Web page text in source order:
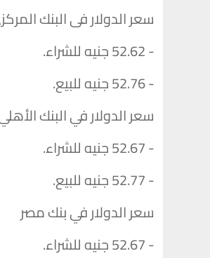
سعر الدولار فى البنك
- 52.62 جنيه للشراء.
- 52.76 جنيه للبيع.
سعر الدولار في البنك
- 52.67 جنيه للشراء.
- 52.77 جنيه للبيع.
سعر الدولار في بنك مصر
- 52.67 جنيه للشراء.